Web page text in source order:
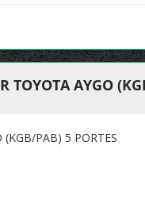
TOYOTA AYGO
(KGB/PAB) 5 PORTES